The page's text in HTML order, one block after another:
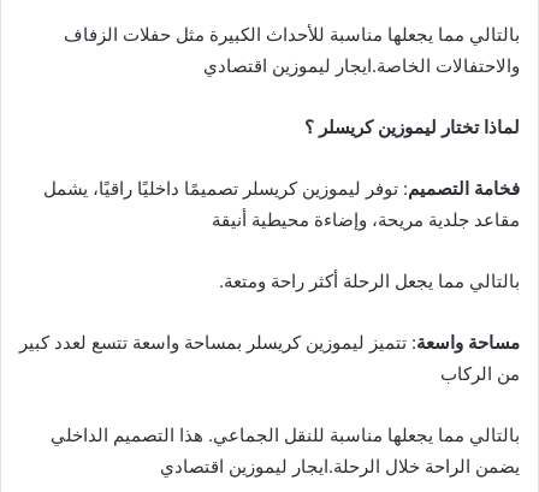
بالتالي مما يجعلها مناسبة للأحداث الكبيرة مثل حفلات الزفاف
والاحتفالات الخاصة.ايجار ليموزين اقتصادي
لماذا تختار ليموزين كريسلر ؟
فخامة التصميم: توفر ليموزين كريسلر تصميمًا داخليًا راقيًا، يشمل
مقاعد جلدية مريحة، وإضاءة محيطية أنيقة
بالتالي مما يجعل الرحلة أكثر راحة ومتعة.
مساحة واسعة: تتميز ليموزين كريسلر بمساحة واسعة تتسع لعدد كبير
من الركاب
بالتالي مما يجعلها مناسبة للنقل الجماعي. هذا التصميم الداخلي
يضمن الراحة خلال الرحلة.ايجار ليموزين اقتصادي